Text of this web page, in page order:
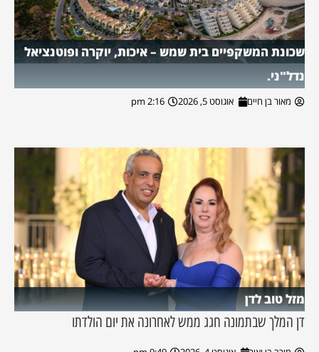
שכונת המשקפיים בית שמש – איכות, יוקרה ופוטנציאל
נדל"ני.
מאור בן חיים אוגוסט 5, 2026 2:16 pm
מזל טוב לדן
דן המלך שבתמונה חגג ממש לאחרונה את יום הולדתו